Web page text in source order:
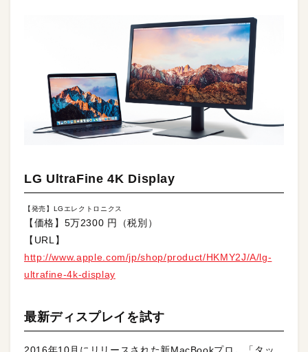
LG UltraFine 4K Display
【発売】LGエレクトロニクス
【価格】5万2300 円（税別）
【URL】
http://www.apple.com/jp/shop/product/HKMY2J/A/lg-
ultrafine-4k-display
最新ディスプレイを試す
2016年10月にリリースされた新MacBookプロ。「タッ